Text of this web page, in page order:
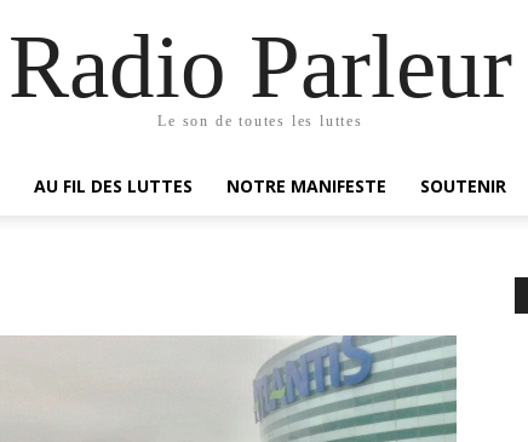
Radio Parleur
Le son de toutes les luttes
AU FIL DES LUTTES NOTRE MANIFESTE SOUTENIR